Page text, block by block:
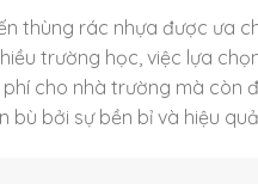
thùng rác nhựa được ưa
trường học, việc lựa
cho nhà trường mà còn
bởi sự bền bỉ và hiệu